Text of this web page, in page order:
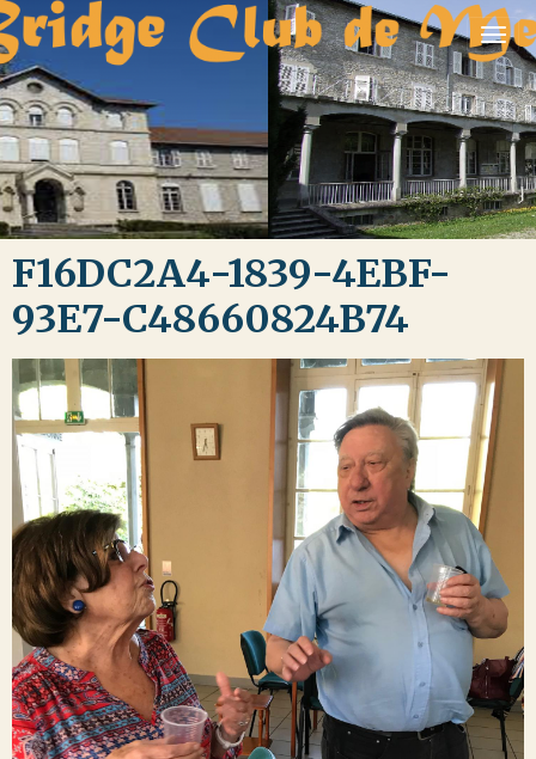
F16DC2A4-1839-4EBF-
93E7-C48660824B74